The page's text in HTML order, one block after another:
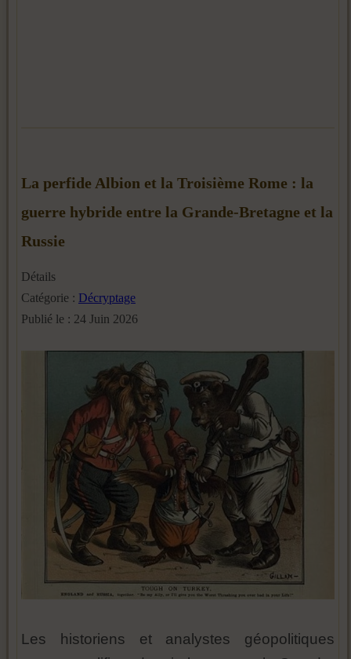
La perfide Albion et la Troisième Rome : la
guerre hybride entre la Grande-Bretagne et la
Russie
Détails
Catégorie : Décryptage
Publié le : 24 Juin 2026
Les historiens et analystes géopolitiques